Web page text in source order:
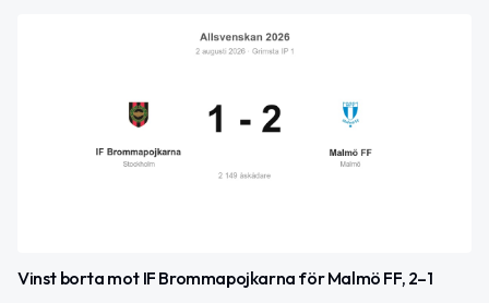
Vinst borta mot IF Brommapojkarna för Malmö FF, 2–1